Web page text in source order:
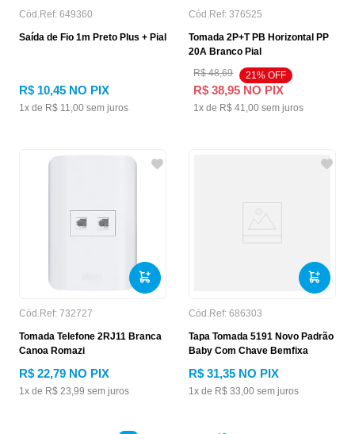
Cód.Ref: 649360
Saída de Fio 1m Preto Plus + Pial
R$ 10,45 NO PIX
1x de R$ 11,00 sem juros
Cód.Ref: 376525
Tomada 2P+T PB Horizontal PP
20A Branco Pial
R$ 48,69 21% OFF
R$ 38,95 NO PIX
1x de R$ 41,00 sem juros
Cód.Ref: 732727
Tomada Telefone 2RJ11 Branca
Canoa Romazi
R$ 22,79 NO PIX
1x de R$ 23,99 sem juros
Cód.Ref: 686303
Tapa Tomada 5191 Novo Padrão
Baby Com Chave Bemfixa
R$ 31,35 NO PIX
1x de R$ 33,00 sem juros